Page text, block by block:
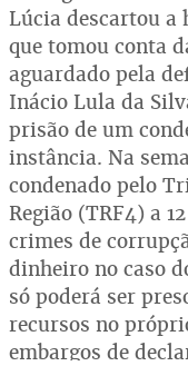
Lúcia descartou a
que tomou conta
aguardado pela
Inácio Lula da
prisão de um
instância. Na
condenado pelo
Região (TRF4) a
crimes de
dinheiro no caso
só poderá ser
recursos no
embargos de